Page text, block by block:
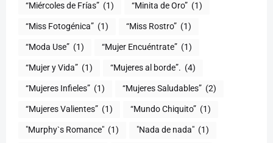
“Miércoles de Frías” (1) “Minita de Oro” (1)
“Miss Fotogénica” (1) “Miss Rostro” (1)
“Moda Use” (1) “Mujer Encuéntrate” (1)
(1) “Mujeres al borde”. (4)
“Mujeres Infieles” (1) “Mujeres Saludables” (2)
“Mujeres Valientes” (1) “Mundo Chiquito” (1)
"Murphy`s Romance" (1) "Nada de nada" (1)